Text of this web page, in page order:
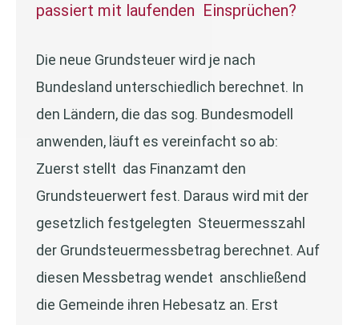
passiert mit laufenden Einsprüchen?
Die neue Grundsteuer wird je nach
Bundesland unterschiedlich berechnet. In
den Ländern, die das sog. Bundesmodell
anwenden, läuft es vereinfacht so ab:
Zuerst stellt das Finanzamt den
Grundsteuerwert fest. Daraus wird mit der
gesetzlich festgelegten Steuermesszahl
der Grundsteuermessbetrag berechnet. Auf
diesen Messbetrag wendet anschließend
die Gemeinde ihren Hebesatz an. Erst